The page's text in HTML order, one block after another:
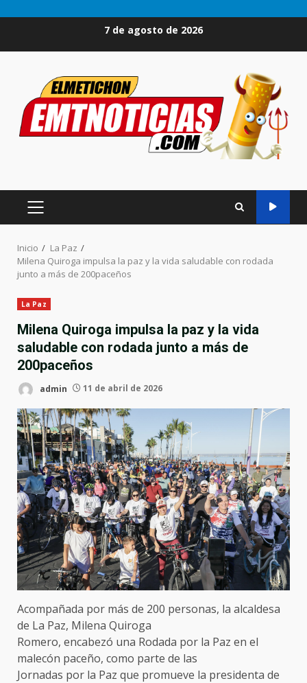
7 de agosto de 2026
MENÚ
PRINCIPAL
Inicio
La Paz
Milena Quiroga impulsa la paz y la vida saludable con rodada
junto a más de 200paceños
La Paz
Milena Quiroga impulsa la paz y la vida
saludable con rodada junto a más de
200paceños
admin 11 de abril de 2026
Acompañada por más de 200 personas, la alcaldesa
de La Paz, Milena Quiroga
Romero, encabezó una Rodada por la Paz en el
malecón paceño, como parte de las
Jornadas por la Paz que promueve la presidenta de